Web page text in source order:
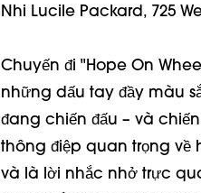
Nhi Lucile Packard, 725
Chuyến đi "Hope On
những dấu tay đầy màu
đang chiến đấu – và
thông điệp quan trọng về
và là lời nhắc nhở trực